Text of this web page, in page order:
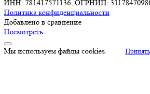
ИНН: 781417571136, ОГРНИП:
Политика конфиденциальности
Добавлено в сравнение
Посмотреть
Мы используем файлы cookies. Принять